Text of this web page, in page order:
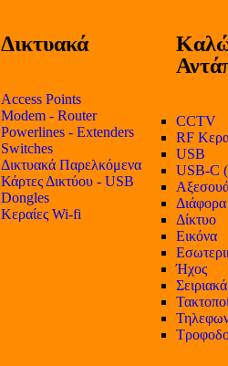
Δικτυακά
Access Points
Modem - Router
Powerlines - Extenders
Switches
Δικτυακά Παρελκόμενα
Κάρτες Δικτύου - USB
Dongles
Κεραίες Wi-fi
CCTV
RF
USB
USB-C
Δίκτυο
Εικόνα
Ήχος